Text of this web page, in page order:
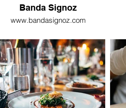
Banda Signoz
www.bandasignoz.com